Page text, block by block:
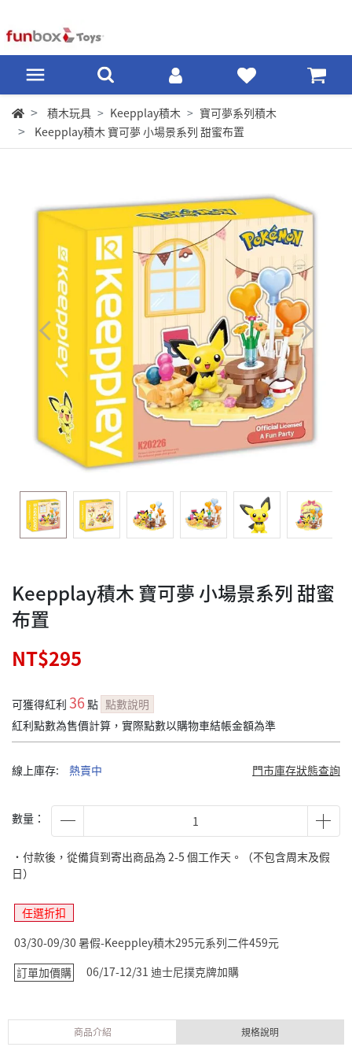
積木玩具 Keepplay積木
寶可夢系列積木
Keepplay積木 寶可夢 小場景系列 甜蜜布置
Keepplay積木 寶可夢 小場景系列 甜蜜
布置
NT$295
可獲得紅利 36點 點數說明
紅利點數為售價計算，實際點數以購物車結帳金額為準
線上庫存: 熱賣中 門市庫存狀態查詢
數量：
˙付款後，從備貨到寄出商品為 2-5 個工作天。（不包含周末及假
日）
任選折扣
03/30-09/30 暑假-Keeppley積木295元系列二件459元
訂單加價購
06/17-12/31 迪士尼撲克牌加購
商品介紹 規格說明